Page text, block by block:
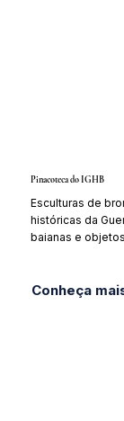
Pinacoteca do IGHB
Esculturas de
históricas da
baianas e
Conheça